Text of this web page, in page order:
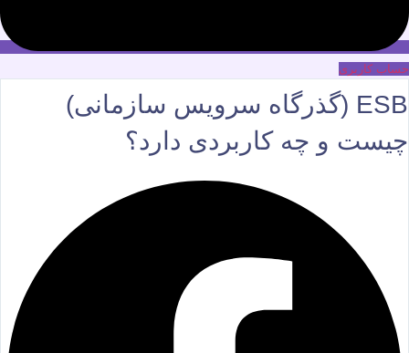
حساب کاربری
ESB (گذرگاه سرویس سازمانی)
چیست و چه کاربردی دارد؟